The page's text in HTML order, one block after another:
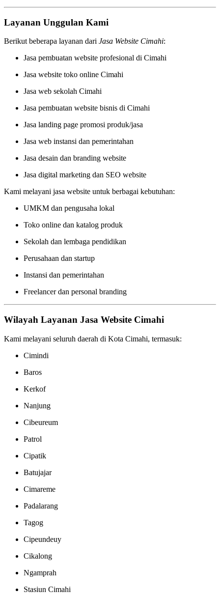
Layanan Unggulan Kami
Berikut beberapa layanan dari Jasa Website Cimahi:
Jasa pembuatan website profesional di Cimahi
Jasa website toko online Cimahi
Jasa web sekolah Cimahi
Jasa pembuatan website bisnis di Cimahi
Jasa landing page promosi produk/jasa
Jasa web instansi dan pemerintahan
Jasa desain dan branding website
Jasa digital marketing dan SEO website
Kami melayani jasa website untuk berbagai kebutuhan:
UMKM dan pengusaha lokal
Toko online dan katalog produk
Sekolah dan lembaga pendidikan
Perusahaan dan startup
Instansi dan pemerintahan
Freelancer dan personal branding
Wilayah Layanan Jasa Website Cimahi
Kami melayani seluruh daerah di Kota Cimahi, termasuk:
Cimindi
Baros
Kerkof
Nanjung
Cibeureum
Patrol
Cipatik
Batujajar
Cimareme
Padalarang
Tagog
Cipeundeuy
Cikalong
Ngamprah
Stasiun Cimahi